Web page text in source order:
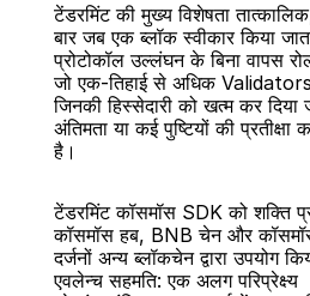
टेंडरमिंट की मुख्य विशेषता
बार जब एक ब्लॉक स्वीकार किया
प्रोटोकॉल उल्लंघन के बिना वापस
जो एक-तिहाई से अधिक Validators
जिनकी हिस्सेदारी को खत्म कर दिया
अंतिमता या कई पुष्टियों की
है।
टेंडरमिंट कॉसमॉस SDK को शक्ति
कॉसमॉस हब, BNB चेन और कॉसमॉस
दर्जनों अन्य ब्लॉकचेन द्वारा उपयोग
एवलेन्च सहमति: एक अलग परिप्रेक्ष्य